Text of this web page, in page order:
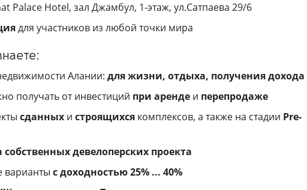
Palace Hotel, зал Джамбул, 1-этаж, ул.Сатпаева 29/6
для участников из любой точки мира
Алании: для жизни, отдыха, получения дохода
получать от инвестиций при аренде и перепродаже
сданных и строящихсякомплексов, а также на стадии Pre-
девелоперских проекта
варианты с доходностью 25% ... 40%